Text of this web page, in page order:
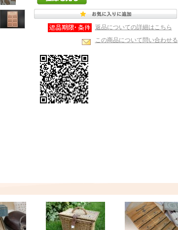
返品についての詳細はこちら
この商品について問い合わせる